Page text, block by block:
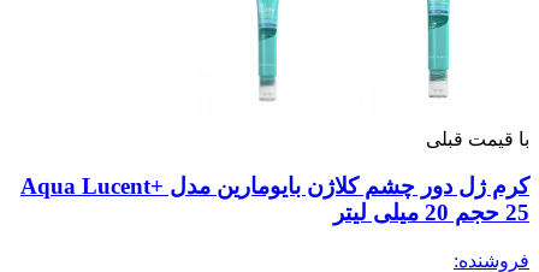
با قیمت قبلی
کرم ژل دور چشم کلاژن بایومارین مدل +Aqua Lucent
25 حجم 20 میلی لیتر
فروشنده: